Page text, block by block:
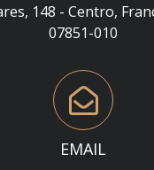
148 - Centro,
07851-010
EMAIL